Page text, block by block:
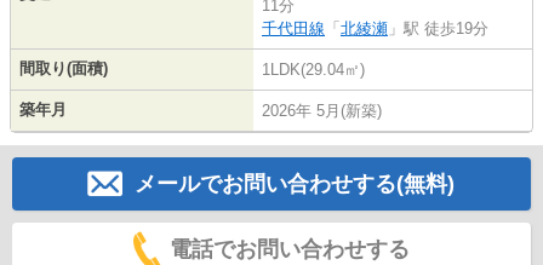
11分
千代田線 「北綾瀬 」駅 徒歩19分
間取り(面積) 1LDK(29.04㎡)
築年月 2026年 5月(新築)
メールでお問い合わせする(無料)
電話でお問い合わせする